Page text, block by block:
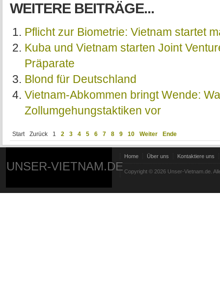
WEITERE BEITRÄGE...
Pflicht zur Biometrie: Vietnam startet
Kuba und Vietnam starten Joint
Präparate
Blond für Deutschland
Vietnam-Abkommen bringt Wende:
Zollumgehungstaktiken vor
Start Zurück 1 2 3 4 5 6 7 8 9 10 Weiter Ende
UNSER-VIETNAM.DE
Home Über uns Kontaktiere uns
Copyright © 2026 Unser-Vietnam.de.